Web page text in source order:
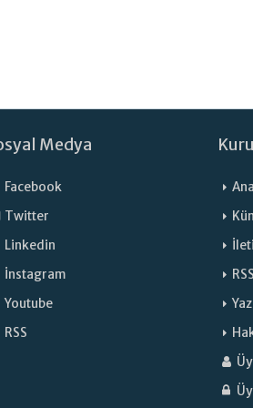
Medya
Facebook
Twitter
Linkedin
İnstagram
Youtube
RSS
RSS